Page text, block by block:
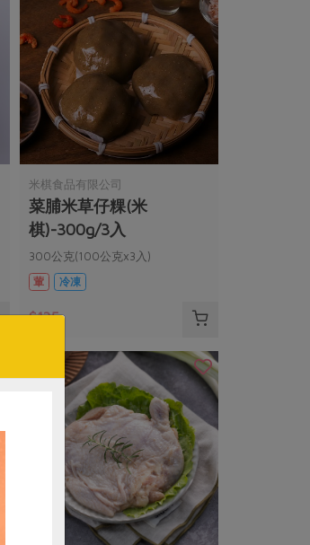
米棋食品有限公司
菜脯米草仔粿(米
棋)-300g/3入
300公克(100公克x3入)
葷
冷凍
$135